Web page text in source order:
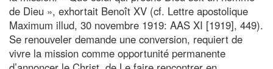
de Dieu », exhortait Benoît XV (cf. Lettre apostolique
Maximum illud, 30 novembre 1919: AAS XI [1919], 449).
Se renouveler demande une conversion, requiert de
vivre la mission comme opportunité permanente